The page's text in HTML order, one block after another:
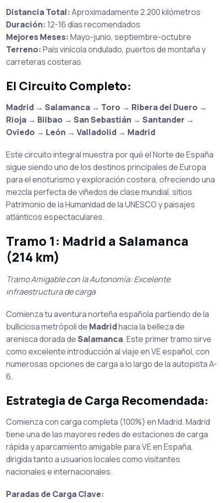
Distancia Total:Aproximadamente 2.200 kilómetros
Duración:12-16 días recomendados
Mejores Meses:Mayo-junio, septiembre-octubre
Terreno:País vinícola ondulado, puertos de montaña y
carreteras costeras
El Circuito Completo:
Madrid → Salamanca → Toro → Ribera del Duero →
Rioja → Bilbao → San Sebastián → Santander →
Oviedo → León → Valladolid → Madrid
Este circuito integral muestra por qué el Norte de España
sigue siendo uno de los destinos principales de Europa
para el enoturismo y exploración costera, ofreciendo una
mezcla perfecta de viñedos de clase mundial, sitios
Patrimonio de la Humanidad de la UNESCO y paisajes
atlánticos espectaculares.
Tramo 1: Madrid a Salamanca
(214 km)
Tramo Amigable con la Autonomía: Excelente
infraestructura de carga
Comienza tu aventura norteña española partiendo de la
bulliciosa metrópoli de Madridhacia la belleza de
arenisca dorada deSalamanca. Este primer tramo sirve
como excelente introducción al viaje en VE español, con
numerosas opciones de carga a lo largo de la autopista A-
6.
Estrategia de Carga Recomendada:
Comienza con carga completa (100%) en Madrid. Madrid
tiene una de las mayores redes de estaciones de carga
rápida y aparcamiento amigable para VE en España,
dirigida tanto a usuarios locales como visitantes
nacionales e internacionales.
Paradas de Carga Clave: